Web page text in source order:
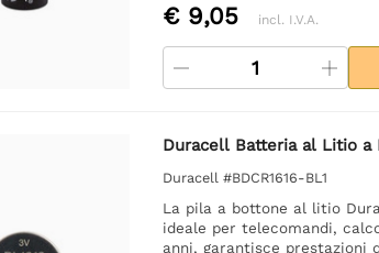
€ 9,05 incl. I.V.A.
Duracell Batteria al Litio a
Duracell #BDCR1616-BL1
La pila a bottone al litio
ideale per telecomandi,
anni, garantisce prestazioni